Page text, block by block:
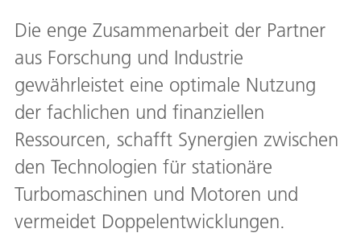
Die enge Zusammenarbeit der Partner
aus Forschung und Industrie
gewährleistet eine optimale Nutzung
der fachlichen und finanziellen
Ressourcen, schafft Synergien zwischen
den Technologien für stationäre
Turbomaschinen und Motoren und
vermeidet Doppelentwicklungen.